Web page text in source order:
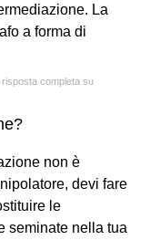
La
a forma di
completa su
non è
devi fare
le
seminate nella tua